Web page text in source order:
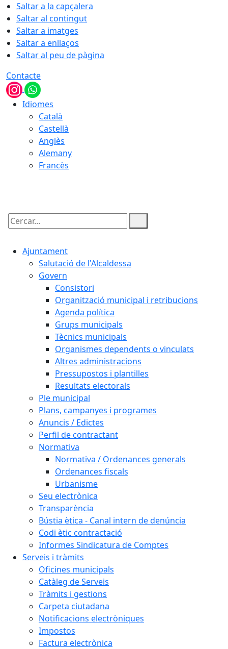
Saltar a la capçalera
Saltar al contingut
Saltar a imatges
Saltar a enllaços
Saltar al peu de pàgina
Contacte
Idiomes
Català
Castellà
Anglès
Alemany
Francès
Cercar:
Ajuntament
Salutació de l'Alcaldessa
Govern
Consistori
Organització municipal i retribucions
Agenda política
Grups municipals
Tècnics municipals
Organismes dependents o vinculats
Altres administracions
Pressupostos i plantilles
Resultats electorals
Ple municipal
Plans, campanyes i programes
Anuncis / Edictes
Perfil de contractant
Normativa
Normativa / Ordenances generals
Ordenances fiscals
Urbanisme
Seu electrònica
Transparència
Bústia ètica - Canal intern de denúncia
Codi ètic contractació
Informes Sindicatura de Comptes
Serveis i tràmits
Oficines municipals
Catàleg de Serveis
Tràmits i gestions
Carpeta ciutadana
Notificacions electròniques
Impostos
Factura electrònica